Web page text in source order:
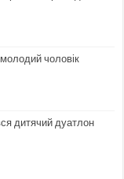
чоловік
дитячий дуатлон